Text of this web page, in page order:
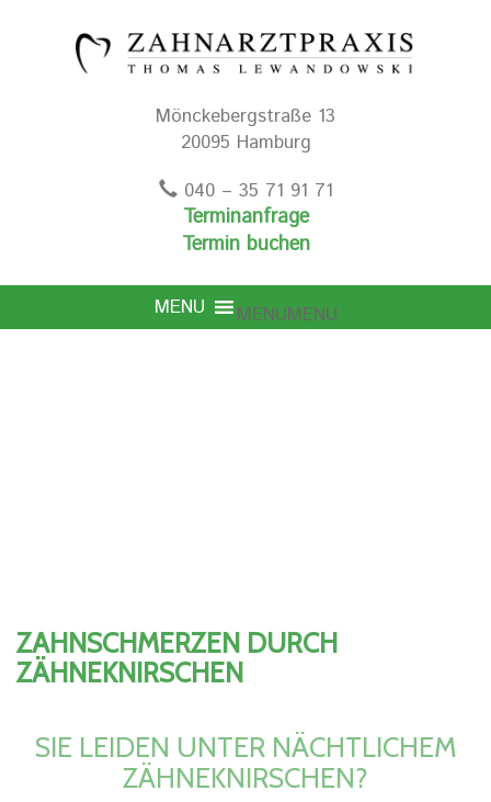
Mönckebergstraße 13
20095 Hamburg
040 – 35 71 91 71
Terminanfrage
Termin buchen
MENUMENU
ZAHNSCHMERZEN DURCH
ZÄHNEKNIRSCHEN
SIE LEIDEN UNTER NÄCHTLICHEM
ZÄHNEKNIRSCHEN?